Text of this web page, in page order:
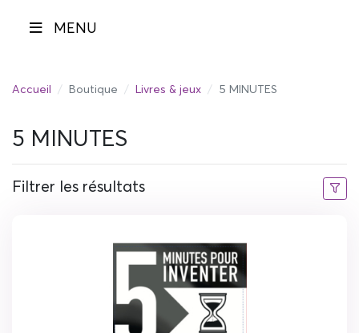
MENU
Accueil Boutique Livres & jeux 5 MINUTES
5 MINUTES
Filtrer les résultats